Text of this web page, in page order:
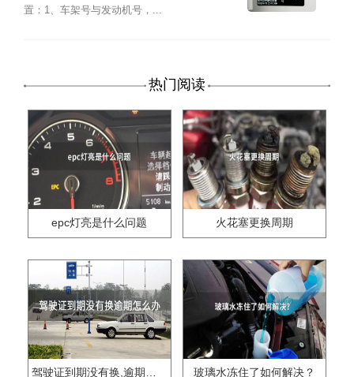
置：1、车架号与发动机号，...
热门阅读
epc灯亮是什么问题 火花塞更换周期
玻璃水冻住了如何解决？